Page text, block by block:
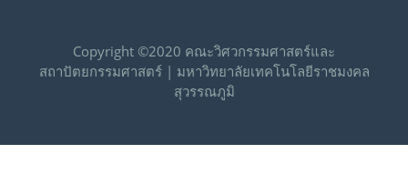
Copyright ©2020 คณะวิศวกรรมศาสตร์และ
สถาปัตยกรรมศาสตร์ | มหาวิทยาลัยเทคโนโลยีราชมงคล
สุวรรณภูมิ